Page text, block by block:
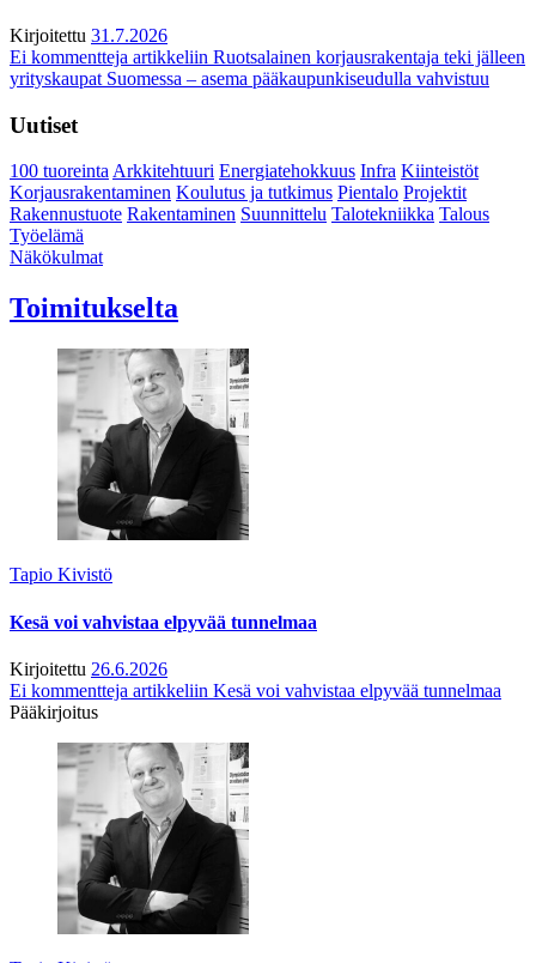
Kirjoitettu 31.7.2026
Ei kommentteja artikkeliin Ruotsalainen korjausrakentaja teki jälleen
yrityskaupat Suomessa – asema pääkaupunkiseudulla vahvistuu
Uutiset
100 tuoreintaArkkitehtuuri Energiatehokkuus Infra Kiinteistöt
Korjausrakentaminen Koulutus ja tutkimus Pientalo Projektit
Rakennustuote Rakentaminen Suunnittelu Talotekniikka Talous
Työelämä
Näkökulmat
Toimitukselta
Tapio Kivistö
Kesä voi vahvistaa elpyvää tunnelmaa
Kirjoitettu 26.6.2026
Ei kommentteja artikkeliin Kesä voi vahvistaa elpyvää tunnelmaa
Pääkirjoitus